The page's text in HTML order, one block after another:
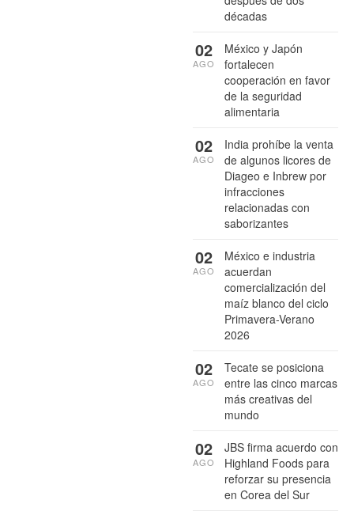
décadas
México y Japón
fortalecen
cooperación en favor
de la seguridad
alimentaria
02
AGO
India prohíbe la venta
de algunos licores de
Diageo e Inbrew por
infracciones
relacionadas con
saborizantes
02
AGO
México e industria
acuerdan
comercialización del
maíz blanco del ciclo
Primavera-Verano
2026
02
AGO
Tecate se posiciona
entre las cinco marcas
más creativas del
mundo
02
AGO
JBS firma acuerdo con
Highland Foods para
reforzar su presencia
en Corea del Sur
02
AGO